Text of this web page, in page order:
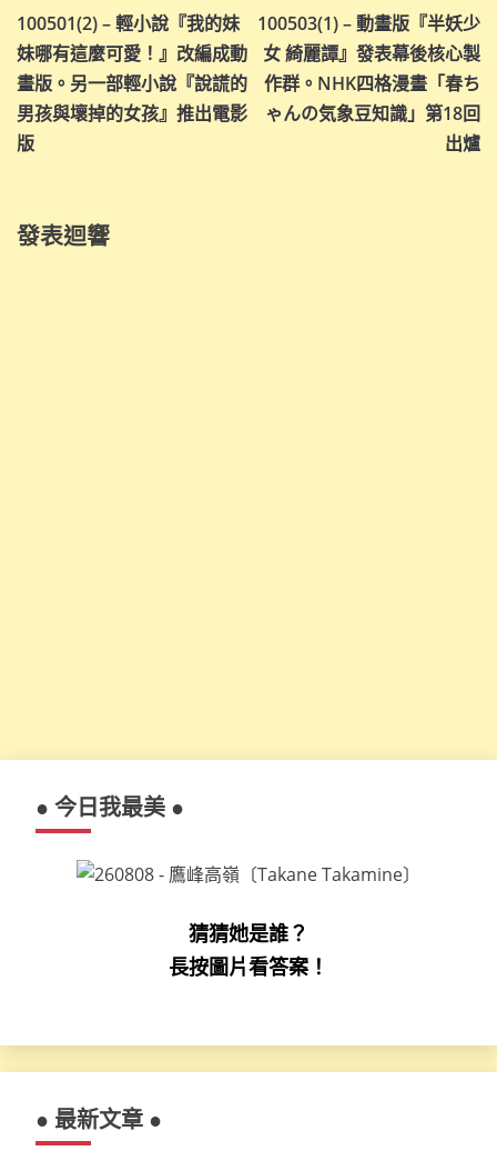
章
導
覽
100501(2) – 輕小說『我的妹
妹哪有這麼可愛！』改編成動
畫版。另一部輕小說『說謊的
男孩與壞掉的女孩』推出電影
版
100503(1) – 動畫版『半妖少
女 綺麗譚』發表幕後核心製
作群。NHK四格漫畫「春ち
ゃんの気象豆知識」第18回
出爐
發表迴響
● 今日我最美 ●
猜猜她是誰？
長按圖片看答案！
● 最新文章 ●